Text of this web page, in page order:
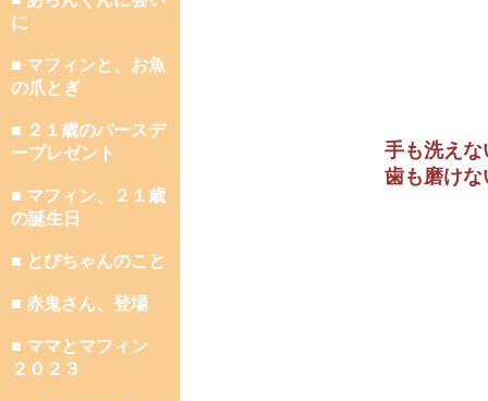
に
■ マフィンと、お魚
の爪とぎ
■ ２１歳のバースデ
ープレゼント
■ マフィン、２１歳
の誕生日
■ とびちゃんのこと
■ 赤鬼さん、登場
■ ママとマフィン
２０２３
手も洗えな
歯も磨けな